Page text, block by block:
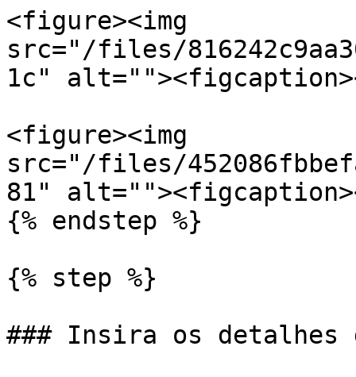
<figure><img
src="/files/
1c"
<figure><img
src="/files/
81"
{% endstep %}
{% step %}
### Insira os detalhes